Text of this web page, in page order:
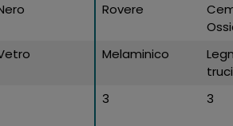
Rovere
Melaminico
3 3